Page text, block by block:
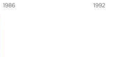
1986
1992